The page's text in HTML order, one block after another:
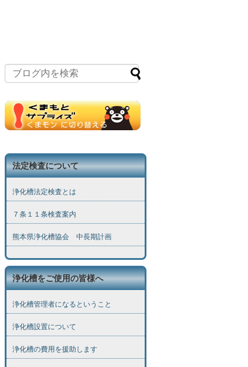
法定検査について
浄化槽法定検査とは
７条１１条検査案内
熊本県浄化槽協会 中長期計画
浄化槽をご使用の皆様へ
浄化槽管理者になるということ
浄化槽設置について
浄化槽の費用を援助します